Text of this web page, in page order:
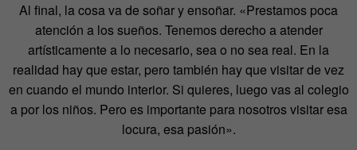
Al final, la cosa va de soñar y ensoñar. «Prestamos poca
atención a los sueños. Tenemos derecho a atender
artísticamente a lo necesario, sea o no sea real. En la
realidad hay que estar, pero también hay que visitar de vez
en cuando el mundo interior. Si quieres, luego vas al colegio
a por los niños. Pero es importante para nosotros visitar esa
locura, esa pasión».